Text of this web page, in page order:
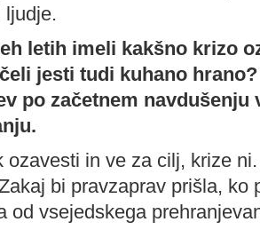
ljudje.
letih imeli kakšno krizo
jesti tudi kuhano
po začetnem navdušenju
ozavesti in ve za cilj, krize
bi pravzaprav prišla, ko
od vsejedskega